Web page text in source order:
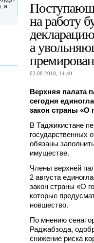
на работу
а
02.08.2018, 14:40
Верхняя палата
сегодня
закон страны «О
В Таджикистане
государственных
обязаны
имуществе.
Члены верхней
2 августа
закон страны «О
которые
новшество.
По мнению
Раджабзода,
снижение риска